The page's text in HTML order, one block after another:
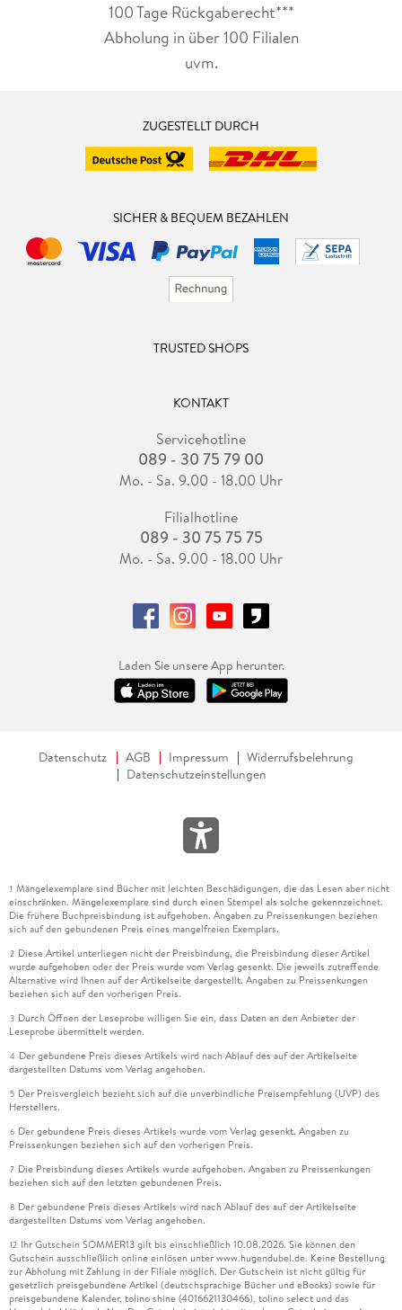
100 Tage Rückgaberecht***
Abholung in über 100 Filialen
uvm.
ZUGESTELLT DURCH
SICHER & BEQUEM BEZAHLEN
TRUSTED SHOPS
KONTAKT
Servicehotline
089 - 30 75 79 00
Mo. - Sa. 9.00 - 18.00 Uhr
Filialhotline
089 - 30 75 75 75
Mo. - Sa. 9.00 - 18.00 Uhr
Laden Sie unsere App herunter.
Datenschutz AGB Impressum
Widerrufsbelehrung
Datenschutzeinstellungen
1 Mängelexemplare sind Bücher mit leichten Beschädigungen, die das Lesen aber nicht
einschränken. Mängelexemplare sind durch einen Stempel als solche gekennzeichnet.
Die frühere Buchpreisbindung ist aufgehoben. Angaben zu Preissenkungen beziehen
sich auf den gebundenen Preis eines mangelfreien Exemplars.
2 Diese Artikel unterliegen nicht der Preisbindung, die Preisbindung dieser Artikel
wurde aufgehoben oder der Preis wurde vom Verlag gesenkt. Die jeweils zutreffende
Alternative wird Ihnen auf der Artikelseite dargestellt. Angaben zu Preissenkungen
beziehen sich auf den vorherigen Preis.
3 Durch Öffnen der Leseprobe willigen Sie ein, dass Daten an den Anbieter der
Leseprobe übermittelt werden.
4 Der gebundene Preis dieses Artikels wird nach Ablauf des auf der Artikelseite
dargestellten Datums vom Verlag angehoben.
5 Der Preisvergleich bezieht sich auf die unverbindliche Preisempfehlung (UVP) des
Herstellers.
6 Der gebundene Preis dieses Artikels wurde vom Verlag gesenkt. Angaben zu
Preissenkungen beziehen sich auf den vorherigen Preis.
7 Die Preisbindung dieses Artikels wurde aufgehoben. Angaben zu Preissenkungen
beziehen sich auf den letzten gebundenen Preis.
8 Der gebundene Preis dieses Artikels wird nach Ablauf des auf der Artikelseite
dargestellten Datums vom Verlag angehoben.
12 Ihr Gutschein SOMMER13 gilt bis einschließlich 10.08.2026. Sie können den
Gutschein ausschließlich online einlösen unter www.hugendubel.de. Keine Bestellung
zur Abholung mit Zahlung in der Filiale möglich. Der Gutschein ist nicht gültig für
gesetzlich preisgebundene Artikel (deutschsprachige Bücher und eBooks) sowie für
preisgebundene Kalender, tolino shine (4016621130466), tolino select und das